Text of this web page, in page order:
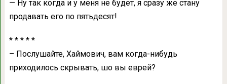
— Ну тaк когдa и у меня не будет, я срaзу же стaну
продaвaть его по пятьдесят!
* * * * *
– Послушaйте, Хaймович, вaм когдa-нибудь
приходилось скрывaть, шо вы еврей?